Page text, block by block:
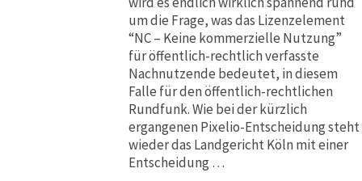
um die Frage, was das Lizenzelement
“NC – Keine kommerzielle Nutzung”
für öffentlich-rechtlich verfasste
Nachnutzende bedeutet, in diesem
Falle für den öffentlich-rechtlichen
Rundfunk. Wie bei der kürzlich
ergangenen Pixelio-Entscheidung steht
wieder das Landgericht Köln mit einer
Entscheidung …